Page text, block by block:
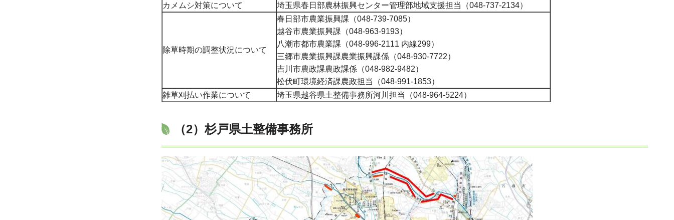
カメムシ対策について 埼玉県春日部農林振興センター管理部地域支援担当（048-737-2134）
除草時期の調整状況について
春日部市農業振興課（048-739-7085）
越谷市農業振興課（048-963-9193）
八潮市都市農業課（048-996-2111 内線299）
三郷市農業振興課農業振興課係（048-930-7722）
吉川市農政課農政課係（048-982-9482）
松伏町環境経済課農政担当（048-991-1853）
雑草刈払い作業について
埼玉県越谷県土整備事務所河川担当（048-964-5224）
（2）杉戸県土整備事務所